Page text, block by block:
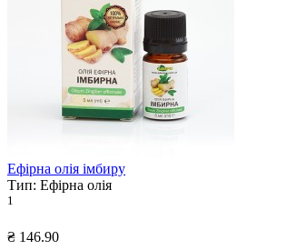
Ефірна олія імбиру
Тип: Ефірна олія
1
₴ 146.90